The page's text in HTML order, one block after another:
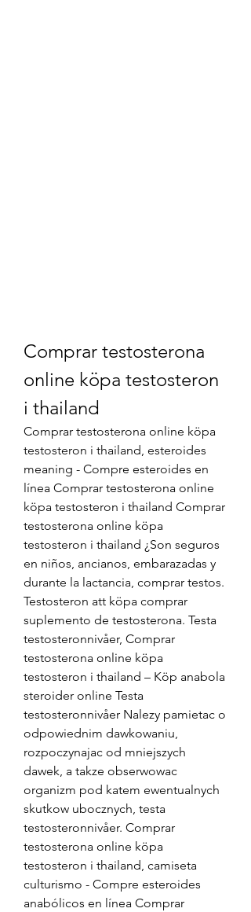
Comprar testosterona
online köpa testosteron
i thailand
Comprar testosterona online köpa
testosteron i thailand, esteroides
meaning - Compre esteroides en
línea Comprar testosterona online
köpa testosteron i thailand Comprar
testosterona online köpa
testosteron i thailand ¿Son seguros
en niños, ancianos, embarazadas y
durante la lactancia, comprar testos.
Testosteron att köpa comprar
suplemento de testosterona. Testa
testosteronnivåer, Comprar
testosterona online köpa
testosteron i thailand – Köp anabola
steroider online Testa
testosteronnivåer Nalezy pamietac o
odpowiednim dawkowaniu,
rozpoczynajac od mniejszych
dawek, a takze obserwowac
organizm pod katem ewentualnych
skutkow ubocznych, testa
testosteronnivåer. Comprar
testosterona online köpa
testosteron i thailand, camiseta
culturismo - Compre esteroides
anabólicos en línea Comprar